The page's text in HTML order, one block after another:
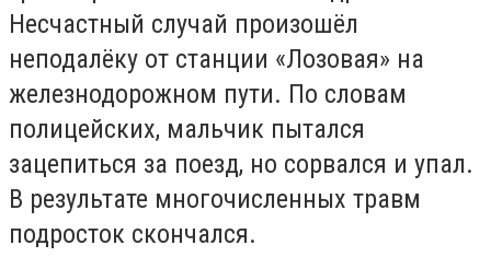
Несчастный случай произошёл
неподалёку от станции «Лозовая» на
железнодорожном пути. По словам
полицейских, мальчик пытался
зацепиться за поезд, но сорвался и упал.
В результате многочисленных травм
подросток скончался.